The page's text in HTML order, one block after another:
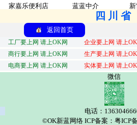
家嘉乐便利店 蓝蓝中介
四川省
返回首页
工厂要上网 请上OK网 企业要上网 请上
商行要上网 请上OK网
生产要上网 请上
电商要上网 请上OK网
实体要上网 请上
微信
电话：
©OK新蓝网络 ICP备案：粤ICP